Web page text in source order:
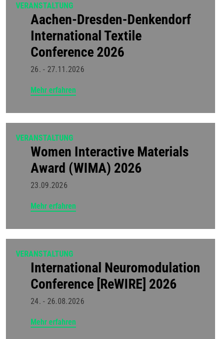
VERANSTALTUNG
Aachen-Dresden-Denkendorf
International Textile
Conference 2026
26. - 27.11.2026
Mehr erfahren
VERANSTALTUNG
Women Interactive Materials
Award (WIMA) 2026
23.09.2026
Mehr erfahren
VERANSTALTUNG
International Neuromodulation
Conference [ReWIRE] 2026
24. - 26.08.2026
Mehr erfahren